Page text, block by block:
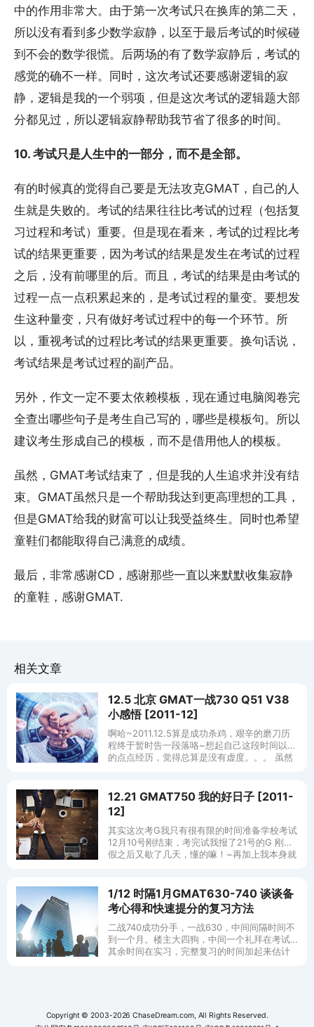
中的作用非常大。由于第一次考试只在换库的第二天，
所以没有看到多少数学寂静，以至于最后考试的时候碰
到不会的数学很慌。后两场的有了数学寂静后，考试的
感觉的确不一样。同时，这次考试还要感谢逻辑的寂
静，逻辑是我的一个弱项，但是这次考试的逻辑题大部
分都见过，所以逻辑寂静帮助我节省了很多的时间。
10. 考试只是人生中的一部分，而不是全部。
有的时候真的觉得自己要是无法攻克GMAT，自己的人
生就是失败的。考试的结果往往比考试的过程（包括复
习过程和考试）重要。但是现在看来，考试的过程比考
试的结果更重要，因为考试的结果是发生在考试的过程
之后，没有前哪里的后。而且，考试的结果是由考试的
过程一点一点积累起来的，是考试过程的量变。要想发
生这种量变，只有做好考试过程中的每一个环节。所
以，重视考试的过程比考试的结果更重要。换句话说，
考试结果是考试过程的副产品。
另外，作文一定不要太依赖模板，现在通过电脑阅卷完
全查出哪些句子是考生自己写的，哪些是模板句。所以
建议考生形成自己的模板，而不是借用他人的模板。
虽然，GMAT考试结束了，但是我的人生追求并没有结
束。GMAT虽然只是一个帮助我达到更高理想的工具，
但是GMAT给我的财富可以让我受益终生。同时也希望
童鞋们都能取得自己满意的成绩。
最后，非常感谢CD，感谢那些一直以来默默收集寂静
的童鞋，感谢GMAT.
相关文章
12.5 北京 GMAT一战730 Q51 V38
小感悟 [2011-12]
啊哈~2011.12.5算是成功杀鸡，艰辛的磨刀历
程终于暂时告一段落咯~想起自己这段时间以来
的点点经历，觉得总算是没有虚度。。。 虽然
12.21 GMAT750 我的好日子 [2011-
12]
其实这次考G我只有很有限的时间准备学校考试
12月10号刚结束，考完试我报了21号的G 刚放
假之后又歇了几天，懂的嘛！~再加上我本身就
1/12 时隔1月GMAT630-740 谈谈备
考心得和快速提分的复习方法
二战740成功分手，一战630，中间间隔时间不
到一个月。楼主大四狗，中间一个礼拜在考试
其余时间在实习，完整复习的时间加起来估计
Copyright © 2003-2026 ChaseDream.com, All Rights Reserved.